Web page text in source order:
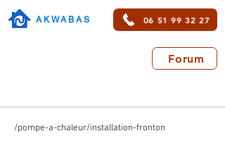
AKWABAS 06 51 99 32 27
Forum
/pompe-a-chaleur/installation-fronton